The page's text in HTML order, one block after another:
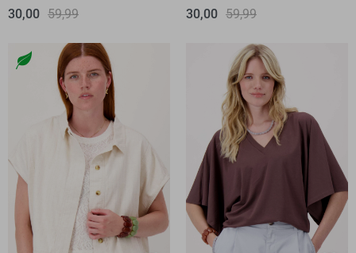
30,00 59,99
30,00 59,99